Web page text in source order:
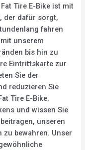
Tire E-Bike ist mit
der dafür sorgt,
fahren
unserem
bis hin zu
Eintrittskarte zur
Sie der
reduzieren Sie
Tire E-Bike.
und wissen Sie
unseren
bewahren. Unser